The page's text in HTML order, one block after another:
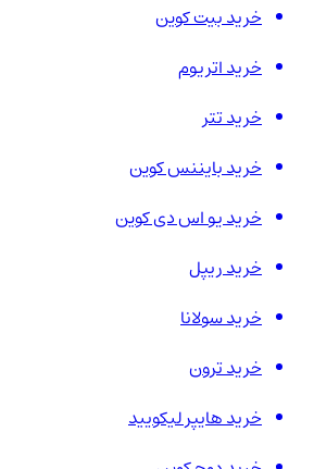
خرید بیت کوین
خرید اتریوم
خرید تتر
خرید بایننس کوین
خرید یو اس دی کوین
خرید ریپل
خرید سولانا
خرید ترون
خرید هایپر لیکویید